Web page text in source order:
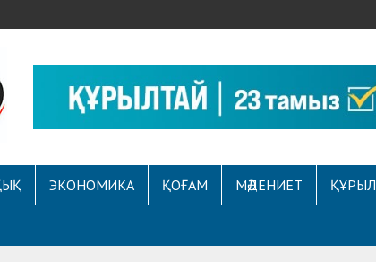
ЭКОНОМИКА ҚОҒАМ МӘДЕНИЕТ